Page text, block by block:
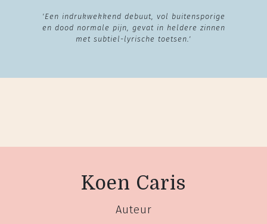
'Een indrukwekkend debuut, vol buitensporige
en dood normale pijn, gevat in heldere zinnen
met subtiel-lyrische toetsen.'
Koen Caris
Auteur